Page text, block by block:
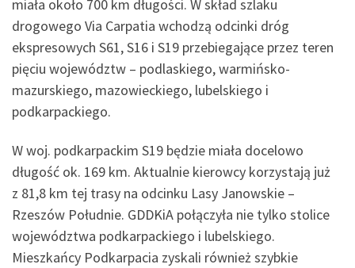
miała około 700 km długości. W skład szlaku
drogowego Via Carpatia wchodzą odcinki dróg
ekspresowych S61, S16 i S19 przebiegające przez teren
pięciu województw – podlaskiego, warmińsko-
mazurskiego, mazowieckiego, lubelskiego i
podkarpackiego.
W woj. podkarpackim S19 będzie miała docelowo
długość ok. 169 km. Aktualnie kierowcy korzystają już
z 81,8 km tej trasy na odcinku Lasy Janowskie –
Rzeszów Południe. GDDKiA połączyła nie tylko stolice
województwa podkarpackiego i lubelskiego.
Mieszkańcy Podkarpacia zyskali również szybkie